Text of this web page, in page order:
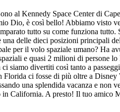
al Kennedy Space Center di Cape
Dio, è così bello! Abbiamo visto
tutto su come funziona tutto.
una delle dieci posizioni principali
per il volo spaziale umano? Ha
e quasi 2 milioni di persone lo
siamo divertiti così tanto a
Florida ci fosse di più oltre a Disney
una splendida vacanza e non
in California. A presto! Il tuo amico